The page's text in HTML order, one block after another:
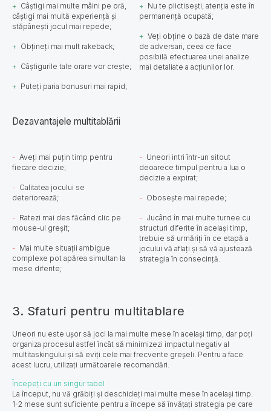
Câștigi mai multe mâini pe oră,
câștigi mai multă experiență și
stăpânești jocul mai repede;
Obțineți mai mult rakeback;
Câștigurile tale orare vor crește;
Puteți paria bonusuri mai rapid;
Nu te plictisești, atenția este în
permanență ocupată;
Veți obține o bază de date mare
de adversari, ceea ce face
posibilă efectuarea unei analize
mai detaliate a acțiunilor lor.
​​Dezavantajele multitablării
Aveți mai puțin timp pentru
fiecare decizie;
Calitatea jocului se
deteriorează;
Ratezi mai des făcând clic pe
mouse-ul greșit;
Mai multe situații ambigue
complexe pot apărea simultan la
mese diferite;
Uneori intri într-un sitout
deoarece timpul pentru a lua o
decizie a expirat;
Obosește mai repede;
Jucând în mai multe turnee cu
structuri diferite în același timp,
trebuie să urmăriți în ce etapă a
jocului vă aflați și să vă ajustează
strategia în consecință.
3. Sfaturi pentru multitablare
Uneori nu este ușor să joci la mai multe mese în același timp, dar poți
organiza procesul astfel încât să minimizezi impactul negativ al
multitaskingului și să eviți cele mai frecvente greșeli. Pentru a face
acest lucru, utilizați următoarele recomandări.
Începeți cu un singur tabel
La început, nu vă grăbiți și deschideți mai multe mese în același timp.
1-2 mese sunt suficiente pentru a începe să învățați strategia pe care